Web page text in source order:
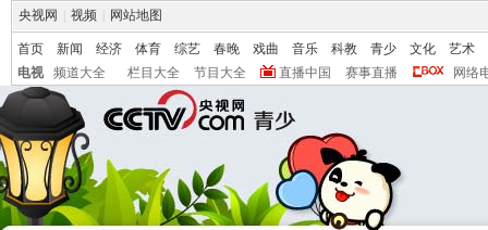
央视网 视频 网站地图
首页 新闻 经济 体育 综艺 春晚 戏曲 音乐 科教 青少 文化
艺术
电视
频道大全 栏目大全 节目大全 直播中国 赛事直播 网络